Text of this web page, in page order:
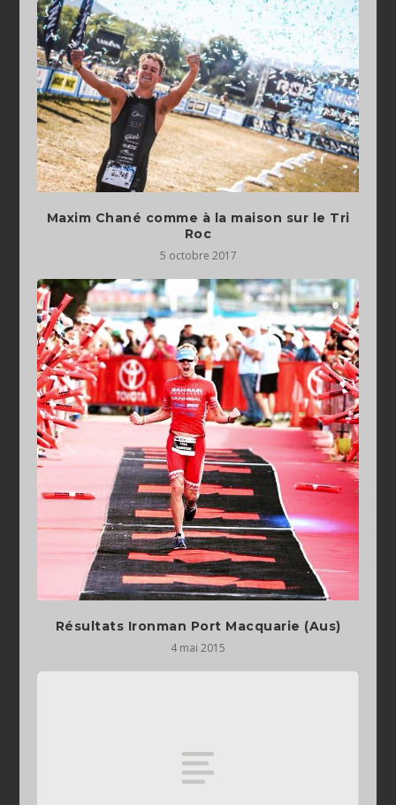
Maxim Chané comme à la maison sur le Tri
Roc
5 octobre 2017
Résultats Ironman Port Macquarie (Aus)
4 mai 2015